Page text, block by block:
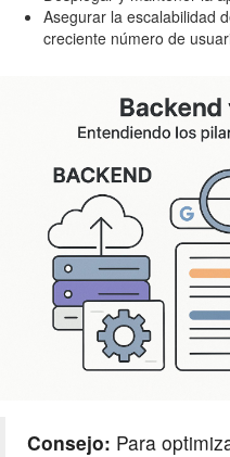
Asegurar la escalabilidad
creciente número de
Consejo: Para